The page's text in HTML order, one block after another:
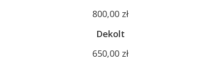
Dekolt
650,00 zł
800,00 zł